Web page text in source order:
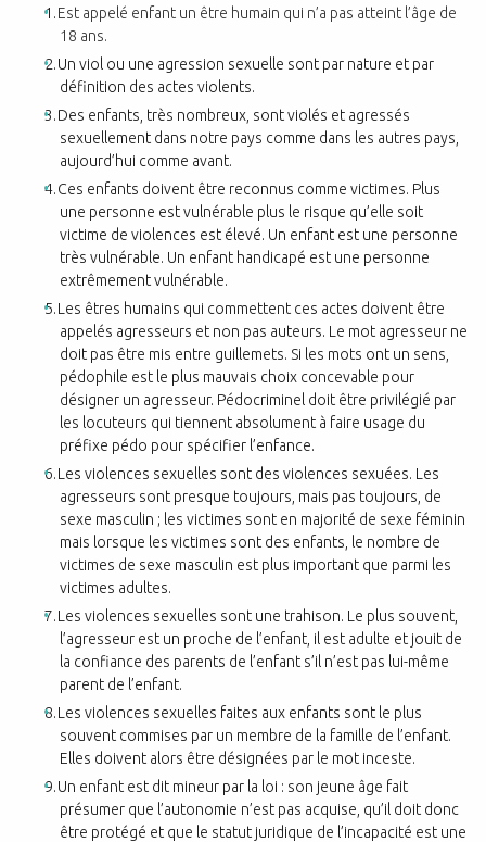
Est appelé enfant un être humain qui n’a pas atteint l’âge de
18 ans.
Un viol ou une agression sexuelle sont par nature et par
définition des actes violents.
Des enfants, très nombreux, sont violés et agressés
sexuellement dans notre pays comme dans les autres pays,
aujourd’hui comme avant.
Ces enfants doivent être reconnus comme victimes. Plus
une personne est vulnérable plus le risque qu’elle soit
victime de violences est élevé. Un enfant est une personne
très vulnérable. Un enfant handicapé est une personne
extrêmement vulnérable.
Les êtres humains qui commettent ces actes doivent être
appelés agresseurs et non pas auteurs. Le mot agresseur ne
doit pas être mis entre guillemets. Si les mots ont un sens,
pédophile est le plus mauvais choix concevable pour
désigner un agresseur. Pédocriminel doit être privilégié par
les locuteurs qui tiennent absolument à faire usage du
préfixe pédo pour spécifier l’enfance.
Les violences sexuelles sont des violences sexuées. Les
agresseurs sont presque toujours, mais pas toujours, de
sexe masculin ; les victimes sont en majorité de sexe féminin
mais lorsque les victimes sont des enfants, le nombre de
victimes de sexe masculin est plus important que parmi les
victimes adultes.
Les violences sexuelles sont une trahison. Le plus souvent,
l’agresseur est un proche de l’enfant, il est adulte et jouit de
la confiance des parents de l’enfant s’il n’est pas lui-même
parent de l’enfant.
Les violences sexuelles faites aux enfants sont le plus
souvent commises par un membre de la famille de l’enfant.
Elles doivent alors être désignées par le mot inceste.
Un enfant est dit mineur par la loi : son jeune âge fait
présumer que l’autonomie n’est pas acquise, qu’il doit donc
être protégé et que le statut juridique de l’incapacité est une